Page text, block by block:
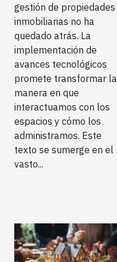
gestión de propiedades
inmobiliarias no ha
quedado atrás. La
implementación de
avances tecnológicos
promete transformar la
manera en que
interactuamos con los
espacios y cómo los
administramos. Este
texto se sumerge en el
vasto...